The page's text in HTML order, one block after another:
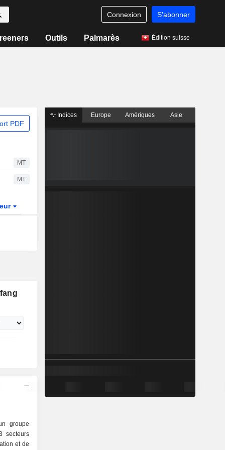
Connexion S'abonner
Outils Palmarès Édition suisse
PDF
MT
MT
groupe
secteurs
Indices Europe Amériques Asie